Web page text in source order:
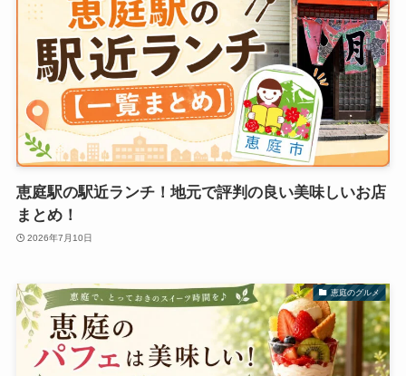
恵庭駅の駅近ランチ！地元で評判の良い美味しいお店
まとめ！
2026年7月10日
恵庭のグルメ